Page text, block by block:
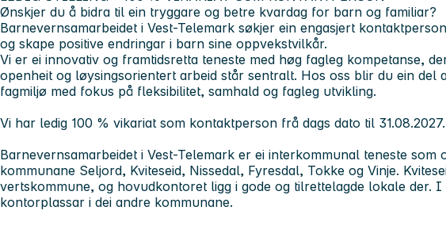
Ønskjer du å bidra til ein tryggare og betre kvardag for barn og familiar?
Barnevernsamarbeidet i Vest-Telemark søkjer ein engasjert
og skape positive endringar i barn sine oppvekstvilkår.
Vi er ei innovativ og framtidsretta teneste med høg fagleg kompetanse,
openheit og løysingsorientert arbeid står sentralt. Hos oss blir du ein del
fagmiljø med fokus på fleksibilitet, samhald og fagleg utvikling.
Vi har ledig 100 % vikariat som kontaktperson frå dags dato til 31.08.2027.
Barnevernsamarbeidet i Vest-Telemark er ei interkommunal teneste som
kommunane Seljord, Kviteseid, Nissedal, Fyresdal, Tokke og Vinje.
vertskommune, og hovudkontoret ligg i gode og tilrettelagde lokale der.
kontorplassar i dei andre kommunane.